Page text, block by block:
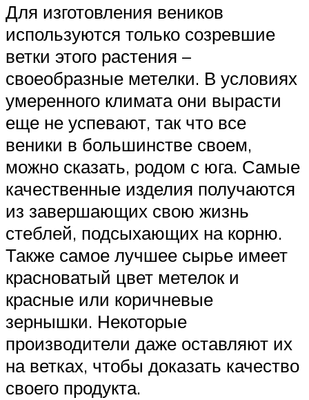
Для изготовления веников
используются только созревшие
ветки этого растения –
своеобразные метелки. В условиях
умеренного климата они вырасти
еще не успевают, так что все
веники в большинстве своем,
можно сказать, родом с юга. Самые
качественные изделия получаются
из завершающих свою жизнь
стеблей, подсыхающих на корню.
Также самое лучшее сырье имеет
красноватый цвет метелок и
красные или коричневые
зернышки. Некоторые
производители даже оставляют их
на ветках, чтобы доказать качество
своего продукта.